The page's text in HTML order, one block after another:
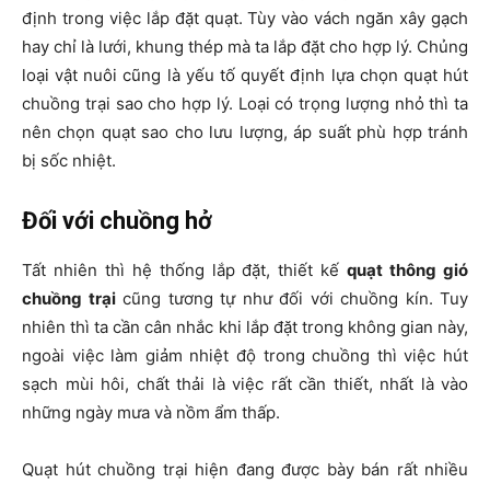
định trong việc lắp đặt quạt. Tùy vào vách ngăn xây gạch
hay chỉ là lưới, khung thép mà ta lắp đặt cho hợp lý. Chủng
loại vật nuôi cũng là yếu tố quyết định lựa chọn quạt hút
chuồng trại sao cho hợp lý. Loại có trọng lượng nhỏ thì ta
nên chọn quạt sao cho lưu lượng, áp suất phù hợp tránh
bị sốc nhiệt.
Đối với chuồng hở
Tất nhiên thì hệ thống lắp đặt, thiết kếquạt thông gió
chuồng trạicũng tương tự như đối với chuồng kín. Tuy
nhiên thì ta cần cân nhắc khi lắp đặt trong không gian này,
ngoài việc làm giảm nhiệt độ trong chuồng thì việc hút
sạch mùi hôi, chất thải là việc rất cần thiết, nhất là vào
những ngày mưa và nồm ẩm thấp.
Quạt hút chuồng trại hiện đang được bày bán rất nhiều